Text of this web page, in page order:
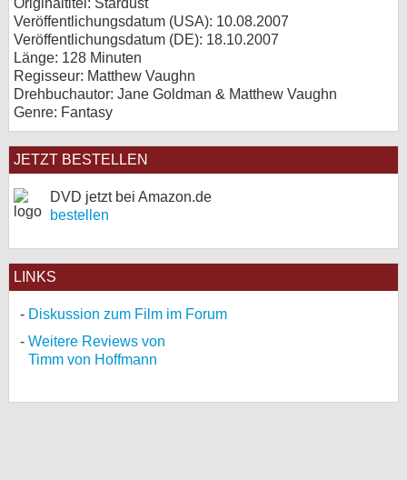
Originaltitel: Stardust
Veröffentlichungsdatum (USA): 10.08.2007
Veröffentlichungsdatum (DE): 18.10.2007
Länge: 128 Minuten
Regisseur: Matthew Vaughn
Drehbuchautor: Jane Goldman & Matthew Vaughn
Genre: Fantasy
JETZT BESTELLEN
DVD jetzt bei Amazon.de
bestellen
LINKS
Diskussion zum Film im Forum
Weitere Reviews von
Timm von Hoffmann